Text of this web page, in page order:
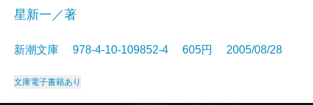
星新一／著
新潮文庫 978-4-10-109852-4 605円 2005/08/28
文庫電子書籍あり